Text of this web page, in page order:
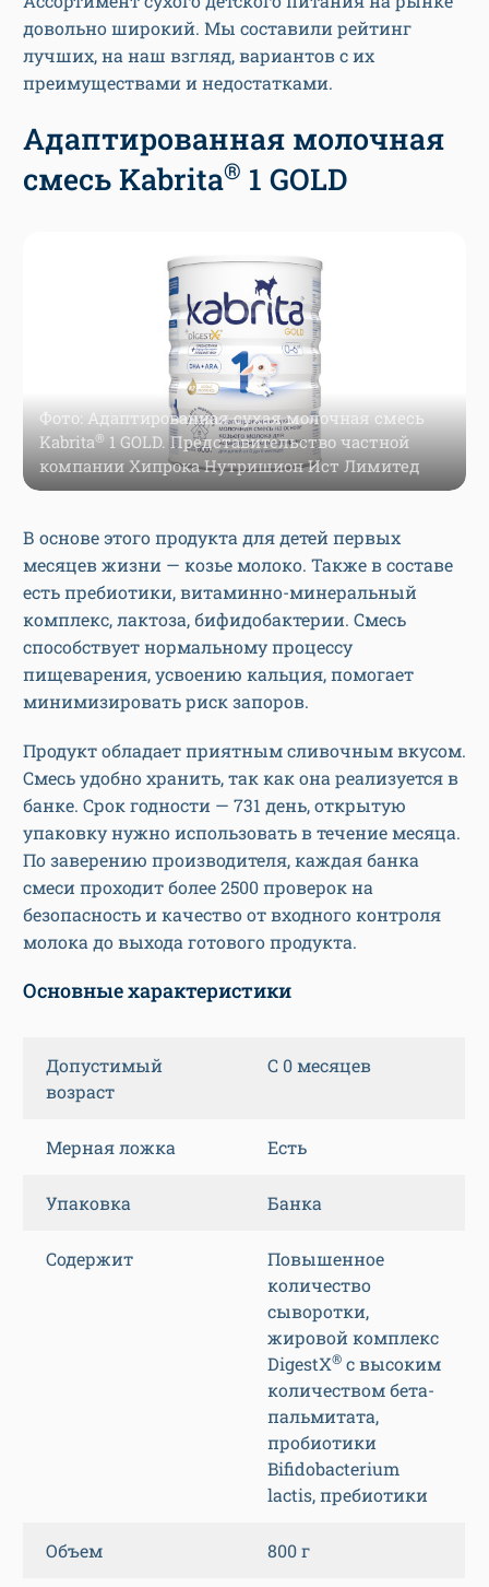
довольно широкий. Мы составили рейтинг
лучших, на наш взгляд, вариантов с их
преимуществами и недостатками.
Адаптированная молочная
смесь Kabrita® 1 GOLD
Фото: Адаптированная сухая молочная смесь
Kabrita® 1 GOLD. Представительство частной
компании Хипрока Нутришион Ист Лимитед
В основе этого продукта для детей первых
месяцев жизни — козье молоко. Также в составе
есть пребиотики, витаминно-минеральный
комплекс, лактоза, бифидобактерии. Смесь
способствует нормальному процессу
пищеварения, усвоению кальция, помогает
минимизировать риск запоров.
Продукт обладает приятным сливочным вкусом.
Смесь удобно хранить, так как она реализуется в
банке. Срок годности — 731 день, открытую
упаковку нужно использовать в течение месяца.
По заверению производителя, каждая банка
смеси проходит более 2500 проверок на
безопасность и качество от входного контроля
молока до выхода готового продукта.
Основные характеристики
Допустимый
возраст
С 0 месяцев
Мерная ложка Есть
Упаковка Банка
Содержит
Повышенное
количество
сыворотки,
жировой комплекс
DigestX® с высоким
количеством бета-
пальмитата,
пробиотики
Bifidobacterium
lactis, пребиотики
Объем 800 г